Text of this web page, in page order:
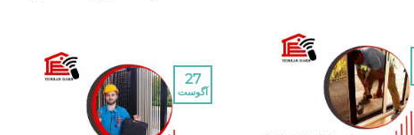
27
آگوست